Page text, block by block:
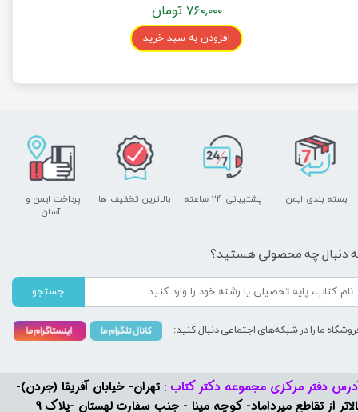
۷۶۰,۰۰۰ تومان
افزودن به سبد خرید
دفتر مرکزی مجموعه دکتر کتاب : تهران- خیابان آفریقا (جردن)-
بالاتر از تقاطع میرداماد- کوچه مینا - جنب سفارت لهستان -پلاک 9
پشتیبانی ۲۴ ساعته
پرداخت ایمن و ​​​​​​​
آسان
بسته بندی ایمن بالاترین تخفیف ها
دنبال چه محصولی هستید؟
جستجو
ما را در شبکه‌های اجتماعی دنبال کنید: